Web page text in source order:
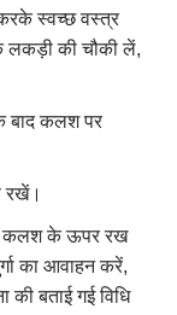
स्वच्छ वस्त्र
लकड़ी की चौकी लें,
बाद कलश पर
रखें।
कलश के ऊपर रख
का आवाहन करें,
की बताई गई विधि